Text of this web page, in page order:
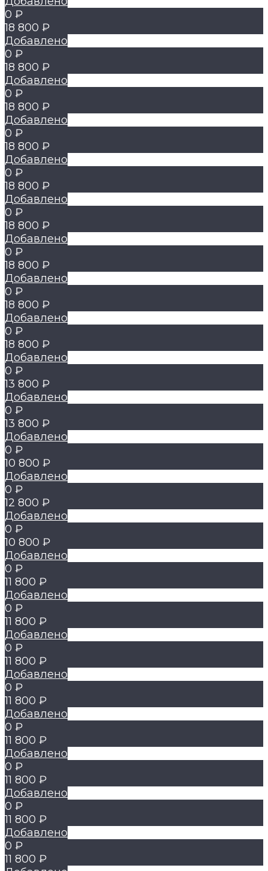
0 ₽
18 800 ₽
Добавлено
0 ₽
18 800 ₽
Добавлено
0 ₽
18 800 ₽
Добавлено
0 ₽
18 800 ₽
Добавлено
0 ₽
18 800 ₽
Добавлено
0 ₽
18 800 ₽
Добавлено
0 ₽
18 800 ₽
Добавлено
0 ₽
18 800 ₽
Добавлено
0 ₽
18 800 ₽
Добавлено
0 ₽
13 800 ₽
Добавлено
0 ₽
13 800 ₽
Добавлено
0 ₽
10 800 ₽
Добавлено
0 ₽
12 800 ₽
Добавлено
0 ₽
10 800 ₽
Добавлено
0 ₽
11 800 ₽
Добавлено
0 ₽
11 800 ₽
Добавлено
0 ₽
11 800 ₽
Добавлено
0 ₽
11 800 ₽
Добавлено
0 ₽
11 800 ₽
Добавлено
0 ₽
11 800 ₽
Добавлено
0 ₽
11 800 ₽
Добавлено
0 ₽
11 800 ₽